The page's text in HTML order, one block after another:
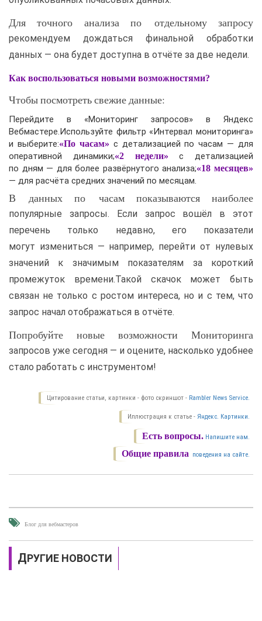
Для точного анализа по отдельному запросу
рекомендуем дождаться финальной обработки
данных — она будет доступна в отчёте за две недели.
Как воспользоваться новыми возможностями?
Чтобы посмотреть свежие данные:
Перейдите в «Мониторинг запросов» в Яндекс
Вебмастере.Используйте фильтр «Интервал мониторинга»
и выберите:«По часам» с детализацией по часам — для
оперативной динамики;«2 недели» с детализацией
по дням — для более развёрнутого анализа;«18 месяцев»
— для расчёта средних значений по месяцам.
В данных по часам показываются наиболее
популярные запросы. Если запрос вошёл в этот
перечень только недавно, его показатели
могут измениться — например, перейти от нулевых
значений к значимым показателям за короткий
промежуток времени.Такой скачок может быть
связан не только с ростом интереса, но и с тем, что
запрос начал отображаться в отчёте.
Попробуйте новые возможности Мониторинга
запросов уже сегодня — и оцените, насколько удобнее
стало работать с инструментом!
Цитирование статьи, картинки - фото скриншот - Rambler News Service.
Иллюстрация к статье - Яндекс. Картинки.
Есть вопросы. Напишите нам.
Общие правила поведения на сайте.
Блог для вебмастеров
ДРУГИЕ НОВОСТИ